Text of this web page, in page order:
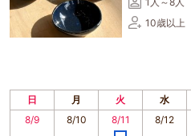
10歳以上
日 月 火 水
8/9
8/10 8/11 8/12